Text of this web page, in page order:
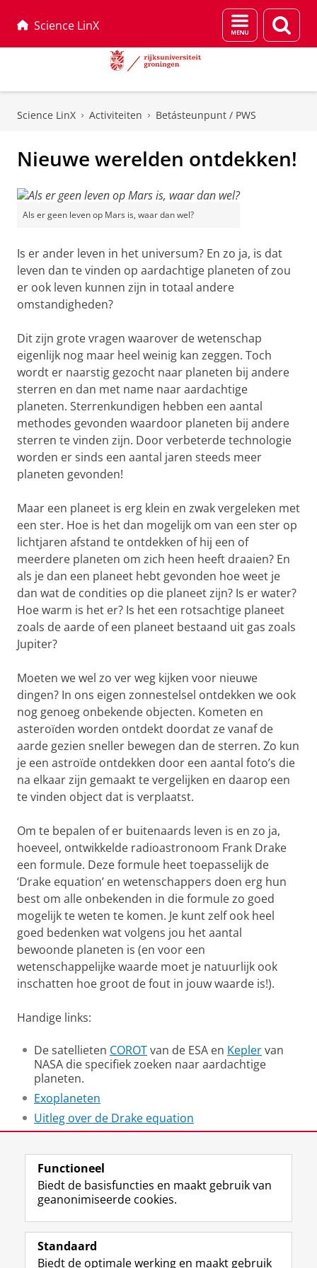
Science LinX
Menu
en
Science LinX Activiteiten Betásteunpunt / PWS
Nieuwe werelden ontdekken!
Als er geen leven op Mars is, waar dan wel?
Is er ander leven in het universum? En zo ja, is dat
leven dan te vinden op aardachtige planeten of zou
er ook leven kunnen zijn in totaal andere
omstandigheden?
Dit zijn grote vragen waarover de wetenschap
eigenlijk nog maar heel weinig kan zeggen. Toch
wordt er naarstig gezocht naar planeten bij andere
sterren en dan met name naar aardachtige
planeten. Sterrenkundigen hebben een aantal
methodes gevonden waardoor planeten bij andere
sterren te vinden zijn. Door verbeterde technologie
worden er sinds een aantal jaren steeds meer
planeten gevonden!
Maar een planeet is erg klein en zwak vergeleken met
een ster. Hoe is het dan mogelijk om van een ster op
lichtjaren afstand te ontdekken of hij een of
meerdere planeten om zich heen heeft draaien? En
als je dan een planeet hebt gevonden hoe weet je
dan wat de condities op die planeet zijn? Is er water?
Hoe warm is het er? Is het een rotsachtige planeet
zoals de aarde of een planeet bestaand uit gas zoals
Jupiter?
Moeten we wel zo ver weg kijken voor nieuwe
dingen? In ons eigen zonnestelsel ontdekken we ook
nog genoeg onbekende objecten. Kometen en
asteroïden worden ontdekt doordat ze vanaf de
aarde gezien sneller bewegen dan de sterren. Zo kun
je een astroïde ontdekken door een aantal foto’s die
na elkaar zijn gemaakt te vergelijken en daarop een
te vinden object dat is verplaatst.
Om te bepalen of er buitenaards leven is en zo ja,
hoeveel, ontwikkelde radioastronoom Frank Drake
een formule. Deze formule heet toepasselijk de
‘Drake equation’ en wetenschappers doen erg hun
best om alle onbekenden in die formule zo goed
mogelijk te weten te komen. Je kunt zelf ook heel
goed bedenken wat volgens jou het aantal
bewoonde planeten is (en voor een
wetenschappelijke waarde moet je natuurlijk ook
inschatten hoe groot de fout in jouw waarde is!).
Handige links:
De satellieten COROTvan de ESA en Keplervan
NASA die specifiek zoeken naar aardachtige
planeten.
Exoplaneten
Uitleg over de Drake equation
Laatst gewijzigd: 07 februari 2025 10:46
Volg ons op
F
a
T
w
I
n
Y
o
Functioneel
Biedt de basisfuncties en maakt gebruik van
geanonimiseerde cookies.
Standaard
Biedt de optimale werking en maakt gebruik